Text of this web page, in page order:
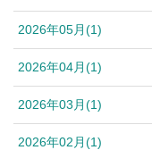
2026年05月(1)
2026年04月(1)
2026年03月(1)
2026年02月(1)